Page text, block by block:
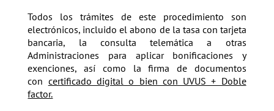
Todos los trámites de este procedimiento son
electrónicos, incluido el abono de la tasa con tarjeta
bancaria, la consulta telemática a otras
Administraciones para aplicar bonificaciones y
exenciones, así como la firma de documentos
con certificado digital o bien con UVUS + Doble
factor.